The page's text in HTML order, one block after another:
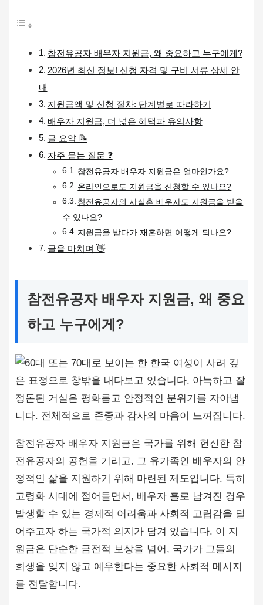
참전유공자 배우자 지원금, 왜 중요하고 누구에게?
2026년 최신 정보! 신청 자격 및 구비 서류 상세 안
내
지원금액 및 신청 절차: 단계별로 따라하기
배우자 지원금, 더 넓은 혜택과 유의사항
글 요약 📝
자주 묻는 질문 ❓
참전유공자 배우자 지원금은 얼마인가요?
온라인으로도 지원금을 신청할 수 있나요?
참전유공자의 사실혼 배우자도 지원금을 받을
수 있나요?
지원금을 받다가 재혼하면 어떻게 되나요?
글을 마치며 👋
참전유공자 배우자 지원금, 왜 중요
하고 누구에게?
참전유공자 배우자 지원금은 국가를 위해 헌신한 참
전유공자의 공헌을 기리고, 그 유가족인 배우자의 안
정적인 삶을 지원하기 위해 마련된 제도입니다. 특히
고령화 시대에 접어들면서, 배우자 홀로 남겨진 경우
발생할 수 있는 경제적 어려움과 사회적 고립감을 덜
어주고자 하는 국가적 의지가 담겨 있습니다. 이 지
원금은 단순한 금전적 보상을 넘어, 국가가 그들의
희생을 잊지 않고 예우한다는 중요한 사회적 메시지
를 전달합니다.